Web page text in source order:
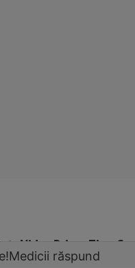
Video Prime Time
Medicii răspund